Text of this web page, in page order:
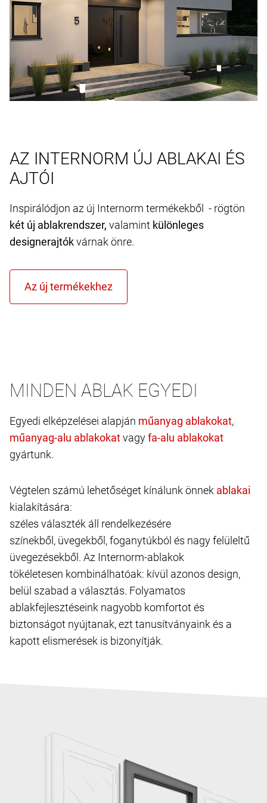
AZ INTERNORM ÚJ ABLAKAI ÉS
AJTÓI
Inspirálódjon az új Internorm termékekből - rögtön
két új ablakrendszer, valamint különleges
designerajtókvárnak önre.
MINDEN ABLAK EGYEDI
Egyedi elképzelései alapján
,
vagy
gyártunk.
Végtelen számú lehetőséget kínálunk önnek
kialakítására:
széles választék áll rendelkezésére
színekből, üvegekből, foganytúkból és nagy felüleltű
üvegezésekből. Az Internorm-ablakok
tökéletesen kombinálhatóak: kívül azonos design,
belül szabad a választás. Folyamatos
ablakfejlesztéseink nagyobb komfortot és
biztonságot nyújtanak, ezt tanusítványaink és a
kapott elismerések is bizonyítják.